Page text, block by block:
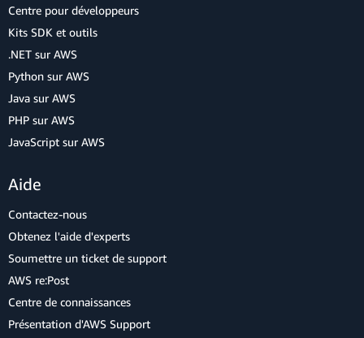
Centre pour développeurs
Kits SDK et outils
.NET sur AWS
Python sur AWS
Java sur AWS
PHP sur AWS
JavaScript sur AWS
Aide
Contactez-nous
Obtenez l'aide d'experts
Soumettre un ticket de support
AWS re:Post
Centre de connaissances
Présentation d'AWS Support